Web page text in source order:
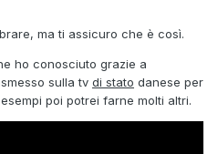
ma ti assicuro che è così.
ho conosciuto grazie a
sulla tv di stato danese per
poi potrei farne molti altri.